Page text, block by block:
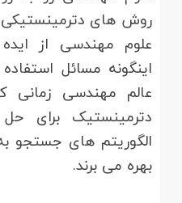
روش های دترمینستیکی
علوم مهندسی از
اینگونه مسائل
عالم مهندسی زمانی
دترمینستیک برای
الگوریتم های جستجو
بهره می برند.